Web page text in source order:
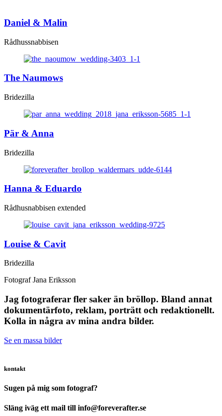
Daniel & Malin
Rådhussnabbisen
The Naumows
Bridezilla
Pär & Anna
Bridezilla
Hanna & Eduardo
Rådhusnabbisen extended
Louise & Cavit
Bridezilla
Fotograf Jana Eriksson
Jag fotograferar fler saker än bröllop. Bland annat
dokumentärfoto, reklam, porträtt och redaktionellt.
Kolla in några av mina andra bilder.
Se en massa bilder
kontakt
Sugen på mig som fotograf?
Släng iväg ett mail till info@foreverafter.se